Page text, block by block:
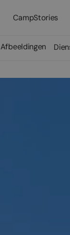
CampStories
Afbeeldingen